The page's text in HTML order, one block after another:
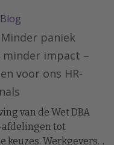
en had de
daarmee
opgezegd. De
van de rechtbank
recent geoordeeld
of de werknemer
opzegging moest
de werkgever.
Blog
paniek
minder impact –
voor ons HR-
van de Wet DBA
tot
keuzes. Werkgevers